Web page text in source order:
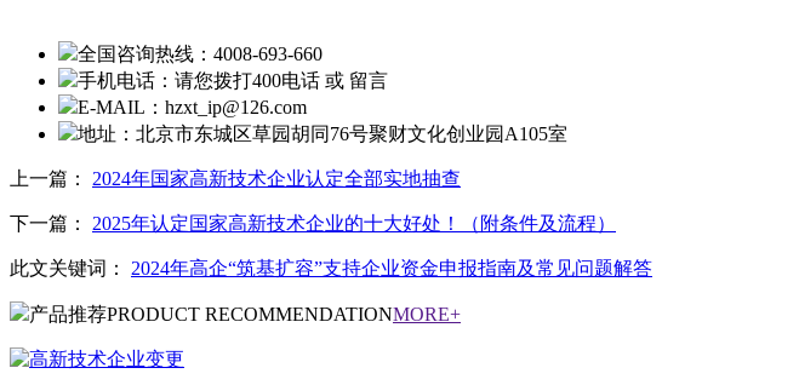
全国咨询热线： 4008-693-660
手机电话： 请您拨打400电话 或 留言
E-MAIL： hzxt_ip@126.com
地址： 北京市东城区草园胡同76号聚财文化创业园A105室
上一篇： 2024年国家高新技术企业认定全部实地抽查
下一篇： 2025年认定国家高新技术企业的十大好处！（附条件及流程）
此文关键词： 2024年高企“筑基扩容”支持企业资金申报指南及常见问题解答
产品推荐PRODUCT RECOMMENDATIONMORE+